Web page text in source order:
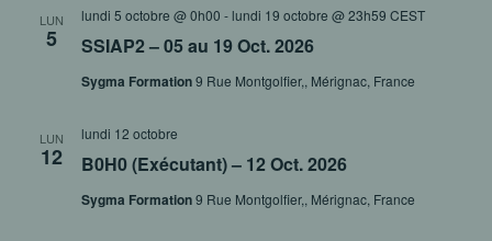
LUN
5 SSIAP2 – 05 au 19 Oct. 2026
lundi 5 octobre @ 0h00 - lundi 19 octobre @ 23h59 CEST
Sygma Formation9 Rue Montgolfier,, Mérignac, France
LUN
12 B0H0 (Exécutant) – 12 Oct. 2026
lundi 12 octobre
Sygma Formation9 Rue Montgolfier,, Mérignac, France